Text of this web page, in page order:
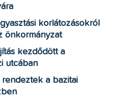
korlátozásokról
önkormányzat
kezdődött a
utcában
rendeztek a bazitai